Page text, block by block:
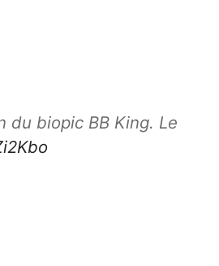
du biopic BB King. Le